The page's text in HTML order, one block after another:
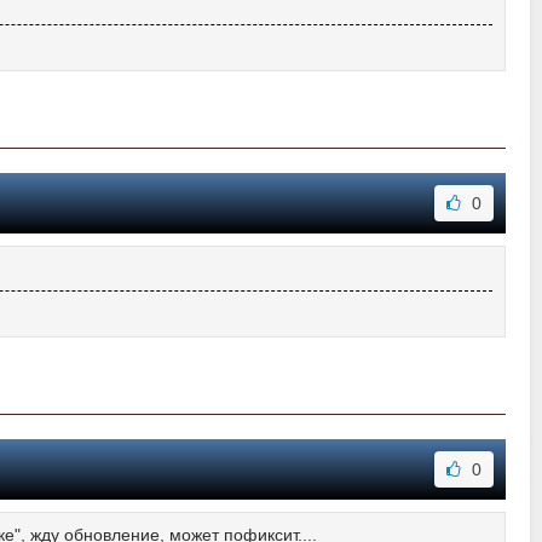
0
0
жду обновление, может пофиксит....